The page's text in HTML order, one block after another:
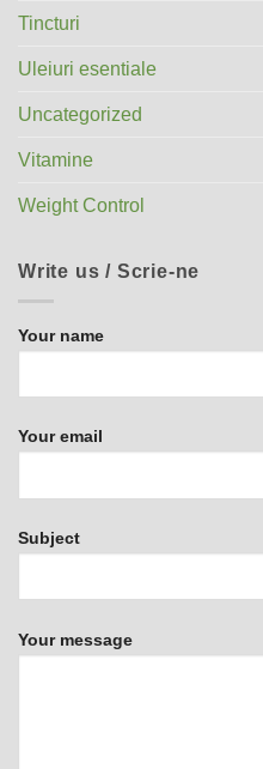
Tincturi
Uleiuri esentiale
Uncategorized
Vitamine
Weight Control
Write us / Scrie-ne
Your name
Your email
Subject
Your message